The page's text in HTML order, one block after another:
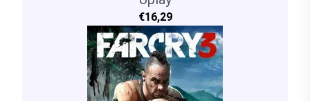
€16,29